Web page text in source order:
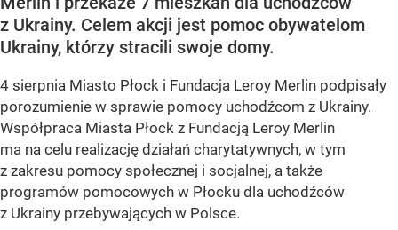
z Ukrainy. Celem akcji jest pomoc obywatelom
Ukrainy, którzy stracili swoje domy.
4 sierpnia Miasto Płock i Fundacja Leroy Merlin podpisały
porozumienie w sprawie pomocy uchodźcom z Ukrainy.
Współpraca Miasta Płock z Fundacją Leroy Merlin
ma na celu realizację działań charytatywnych, w tym
z zakresu pomocy społecznej i socjalnej, a także
programów pomocowych w Płocku dla uchodźców
z Ukrainy przebywających w Polsce.